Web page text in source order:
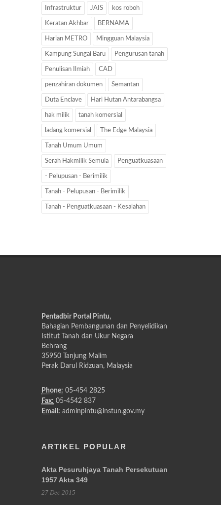
Infrastruktur JAIS kos roboh
Keratan Akhbar BERNAMA
Harian METRO Mingguan Malaysia
Kampung Sungai Baru Pengurusan tanah
Penulisan Ilmiah CAD
penzahiran dokumen Semantan
Duta Enclave Hari Hutan Antarabangsa
hak milik tanah komersial
ladang komersial The Edge Malaysia
Tanah Umum Umum
Serah Hakmilik Semula Penguatkuasaan
- Pelupusan - Berimilik
Tanah - Pelupusan - Berimilik
Tanah - Penguatkuasaan - Kesalahan
Pentadbir Portal Pintu,
Bahagian Pembangunan dan Penyelidikan
Istitut Tanah dan Ukur Negara
Behrang
35950 Tanjung Malim
Perak Darul Ridzuan, Malaysia
Phone: 05-454 2825
Fax: 05-4542 837
Email: adminpintu@instun.gov.my
ARTIKEL POPULAR
Akta Pesuruhjaya Tanah Persekutuan
1957 Akta 349
27 Dec 2015